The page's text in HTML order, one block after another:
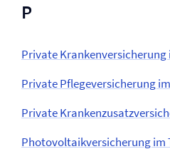
P
Private Kranken­versicherung
Private Pflege­versicherung
Private
Photovoltaik­versicherung im